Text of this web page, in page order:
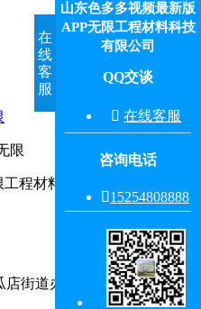
限
程材料科技有限公司
店街道办事处王东村东
在
线
客
服
山东色多多视频最新版
APP无限工程材料科技
有限公司
QQ交谈
 在线客服
咨询电话
15254808888‬